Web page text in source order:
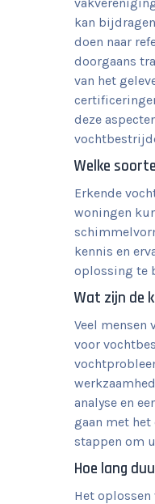
kan
doen naar
doorgaans
van het
deze
Welke
Erkende
woningen
kennis en
oplossing te
Wat zijn de
Veel mensen
voor
analyse en
gaan met
stappen om
Hoe lang
Het